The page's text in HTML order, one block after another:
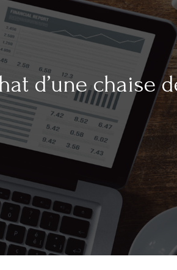
d’une chaise